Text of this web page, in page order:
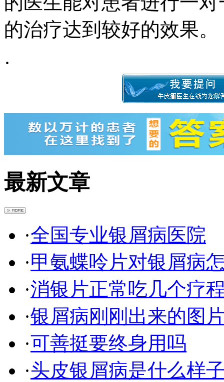
的治疗达到较好的效果。
·
最新文章
·全国专业银屑病医院
·甲氨蝶呤片对银屑病
·消银片正常吃几个疗
·银屑病刚刚出来的图
·可善挺要终身用吗
·头皮银屑病是什么样